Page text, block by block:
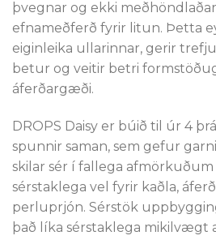
þvegnar og ekki
efnameðferð fyrir litun. Þetta
eiginleika ullarinnar, gerir
betur og veitir betri
áferðargæði.
DROPS Daisy er búið til úr 4
spunnir saman, sem gefur
skilar sér í fallega
sérstaklega vel fyrir kaðla,
perluprjón. Sérstök
það líka sérstaklega mikilvægt